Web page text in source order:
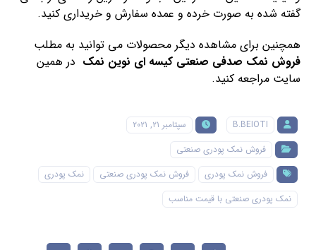
گفته شده به صورت خرده و عمده سفارش و خریداری کنید.
همچنین برای مشاهده دیگر محصولات می توانید به مطلب
فروش نمک صدفی صنعتی کیسه ای نوین نمک در همین
سایت مراجعه کنید.
B.BEIOTI
سپتامبر ۲۱, ۲۰۲۱
فروش نمک پودری صنعتی
فروش نمک پودری
فروش نمک پودری صنعتی
نمک پودری
نمک پودری صنعتی با قیمت مناسب